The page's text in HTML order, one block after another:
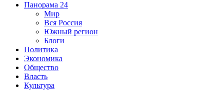
Панорама 24
Мир
Вся Россия
Южный регион
Блоги
Политика
Экономика
Общество
Власть
Культура